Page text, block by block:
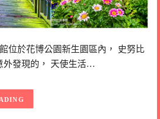
位於花博公園新生園區內， 史努比
外發現的， 天使生活…